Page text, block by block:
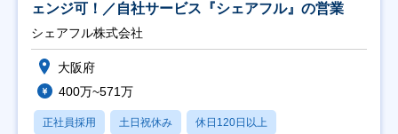
ェンジ可！／自社サービス『シェアフル』の営業
シェアフル株式会社
大阪府
400万~571万
正社員採用 土日祝休み 休日120日以上